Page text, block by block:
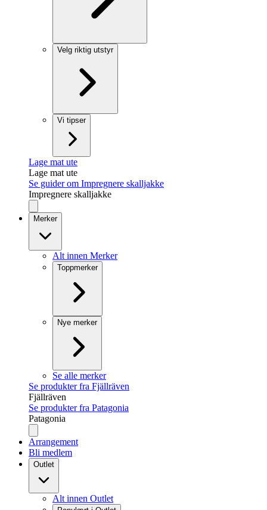
Velg riktig utstyr
Vi tipser
Lage mat ute
Lage mat ute
Se guider om Impregnere skalljakke
Impregnere skalljakke
Merker
Alt innen Merker
Toppmerker
Nye merker
Se alle merker
Se produkter fra Fjällräven
Fjällräven
Se produkter fra Patagonia
Patagonia
Arrangement
Bli medlem
Outlet
Alt innen Outlet